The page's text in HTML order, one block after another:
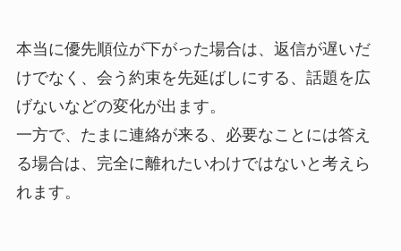
本当に優先順位が下がった場合は、返信が遅いだ
けでなく、会う約束を先延ばしにする、話題を広
げないなどの変化が出ます。
一方で、たまに連絡が来る、必要なことには答え
る場合は、完全に離れたいわけではないと考えら
れます。